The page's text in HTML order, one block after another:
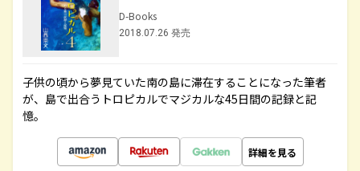
D-Books
2018.07.26 発売
子供の頃から夢見ていた南の島に滞在することになった筆者
が、島で出合うトロピカルでマジカルな45日間の記録と記
憶。
詳細を見る